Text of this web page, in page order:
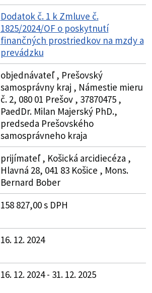
Dodatok č. 1 k Zmluve č.
1825/2024/OF o poskytnutí
finančných prostriedkov na mzdy a
prevádzku
objednávateľ , Prešovský
samosprávny kraj , Námestie mieru
č. 2, 080 01 Prešov , 37870475 ,
PaedDr. Milan Majerský PhD.,
predseda Prešovského
samosprávneho kraja
prijímateľ , Košická arcidiecéza ,
Hlavná 28, 041 83 Košice , Mons.
Bernard Bober
158 827,00 s DPH
16. 12. 2024
16. 12. 2024 - 31. 12. 2025